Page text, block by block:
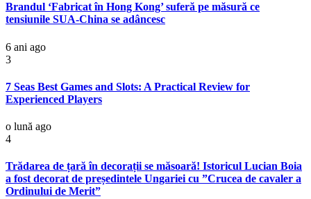
Brandul ‘Fabricat în Hong Kong’ suferă pe măsură ce
tensiunile SUA-China se adâncesc
6 ani ago
3
7 Seas Best Games and Slots: A Practical Review for
Experienced Players
o lună ago
4
Trădarea de țară în decorații se măsoară! Istoricul Lucian Boia
a fost decorat de președintele Ungariei cu ”Crucea de cavaler a
Ordinului de Merit”